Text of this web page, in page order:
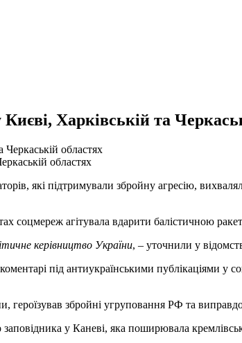
Харківській та
областях
які підтримували збройну агресію,
соцмереж агітувала вдарити балістичною
керівництво України, – уточнили у
під антиукраїнськими публікаціями у
героїзував збройні угруповання РФ та
у Каневі, яка поширювала